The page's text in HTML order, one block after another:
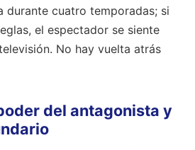
durante cuatro temporadas; si
el espectador se siente
No hay vuelta atrás
del antagonista y